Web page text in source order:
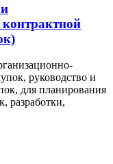
руководство и
для планирования
разработки,